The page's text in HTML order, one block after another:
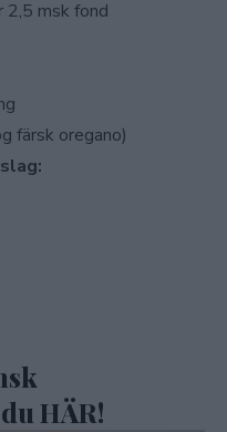
2,5 msk fond
färsk oregano)
HÄR!